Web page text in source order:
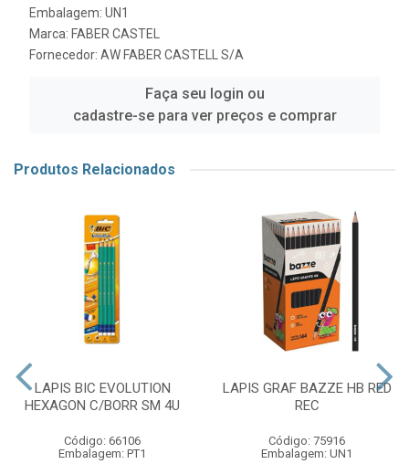
Embalagem: UN1
Marca: FABER CASTEL
Fornecedor: AW FABER CASTELL S/A
Faça seu login ou
cadastre-se para ver preços e comprar
Produtos Relacionados
LAPIS BIC EVOLUTION
HEXAGON C/BORR SM 4U
Código: 66106
Embalagem: PT1
LAPIS GRAF BAZZE HB RED
REC
Código: 75916
Embalagem: UN1